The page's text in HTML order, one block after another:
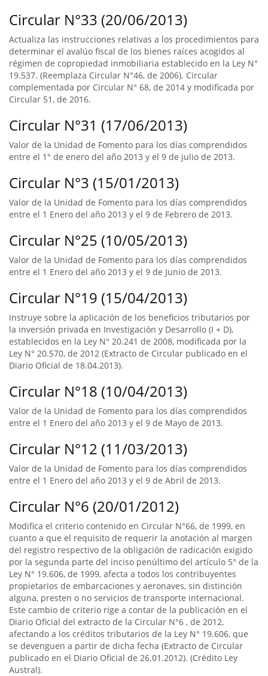
Circular N°33 (20/06/2013)
Actualiza las instrucciones relativas a los procedimientos para
determinar el avalúo fiscal de los bienes raíces acogidos al
régimen de copropiedad inmobiliaria establecido en la Ley N°
19.537. (Reemplaza Circular N°46, de 2006). Circular
complementada por Circular N° 68, de 2014 y modificada por
Circular 51, de 2016.
Circular N°31 (17/06/2013)
Valor de la Unidad de Fomento para los días comprendidos
entre el 1° de enero del año 2013 y el 9 de julio de 2013.
Circular N°3 (15/01/2013)
Valor de la Unidad de Fomento para los días comprendidos
entre el 1 Enero del año 2013 y el 9 de Febrero de 2013.
Circular N°25 (10/05/2013)
Valor de la Unidad de Fomento para los días comprendidos
entre el 1 Enero del año 2013 y el 9 de Junio de 2013.
Circular N°19 (15/04/2013)
Instruye sobre la aplicación de los beneficios tributarios por
la inversión privada en Investigación y Desarrollo (I + D),
establecidos en la Ley N° 20.241 de 2008, modificada por la
Ley N° 20.570, de 2012 (Extracto de Circular publicado en el
Diario Oficial de 18.04.2013).
Circular N°18 (10/04/2013)
Valor de la Unidad de Fomento para los días comprendidos
entre el 1 Enero del año 2013 y el 9 de Mayo de 2013.
Circular N°12 (11/03/2013)
Valor de la Unidad de Fomento para los días comprendidos
entre el 1 Enero del año 2013 y el 9 de Abril de 2013.
Circular N°6 (20/01/2012)
Modifica el criterio contenido en Circular N°66, de 1999, en
cuanto a que el requisito de requerir la anotación al margen
del registro respectivo de la obligación de radicación exigido
por la segunda parte del inciso penúltimo del artículo 5° de la
Ley N° 19.606, de 1999, afecta a todos los contribuyentes
propietarios de embarcaciones y aeronaves, sin distinción
alguna, presten o no servicios de transporte internacional.
Este cambio de criterio rige a contar de la publicación en el
Diario Oficial del extracto de la Circular N°6 , de 2012,
afectando a los créditos tributarios de la Ley N° 19.606, que
se devenguen a partir de dicha fecha (Extracto de Circular
publicado en el Diario Oficial de 26.01.2012). (Crédito Ley
Austral).